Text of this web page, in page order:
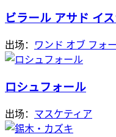
ビラール アサド イ
出场： ワンド オブ フォ
ロシュフォール
出场： マスケティア